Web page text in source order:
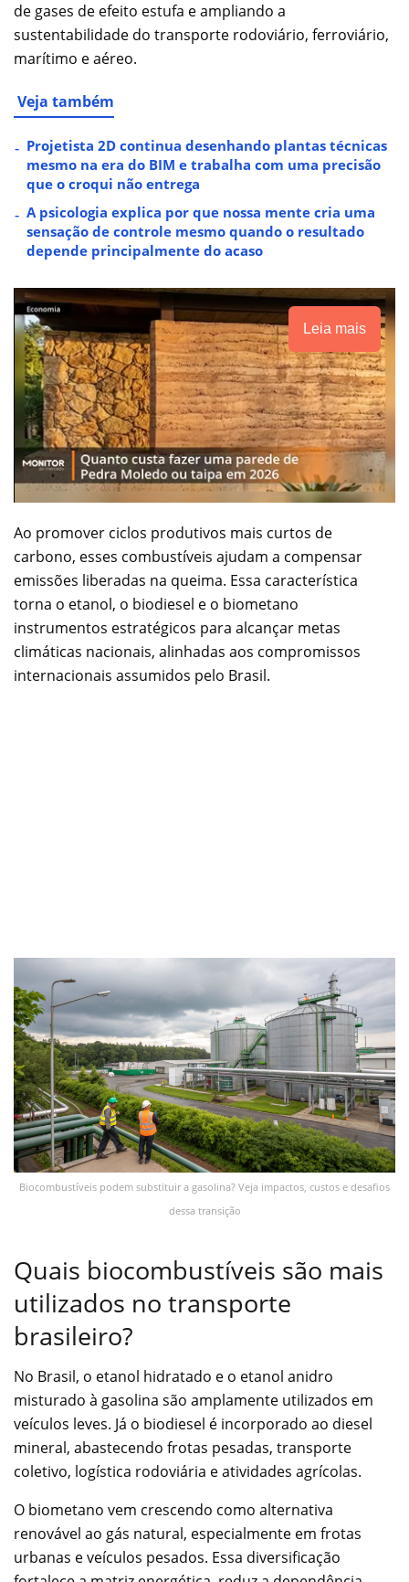
de gases de efeito estufa e ampliando a
sustentabilidade do transporte rodoviário, ferroviário,
marítimo e aéreo.
Veja também
Projetista 2D continua desenhando plantas técnicas
mesmo na era do BIM e trabalha com uma precisão
que o croqui não entrega
A psicologia explica por que nossa mente cria uma
sensação de controle mesmo quando o resultado
depende principalmente do acaso
Leia mais
Ao promover ciclos produtivos mais curtos de
carbono, esses combustíveis ajudam a compensar
emissões liberadas na queima. Essa característica
torna o etanol, o biodiesel e o biometano
instrumentos estratégicos para alcançar metas
climáticas nacionais, alinhadas aos compromissos
internacionais assumidos pelo Brasil.
Biocombustíveis podem substituir a gasolina? Veja impactos, custos e desafios
dessa transição
Quais biocombustíveis são mais
utilizados no transporte
brasileiro?
No Brasil, o etanol hidratado e o etanol anidro
misturado à gasolina são amplamente utilizados em
veículos leves. Já o biodiesel é incorporado ao diesel
mineral, abastecendo frotas pesadas, transporte
coletivo, logística rodoviária e atividades agrícolas.
O biometano vem crescendo como alternativa
renovável ao gás natural, especialmente em frotas
urbanas e veículos pesados. Essa diversificação